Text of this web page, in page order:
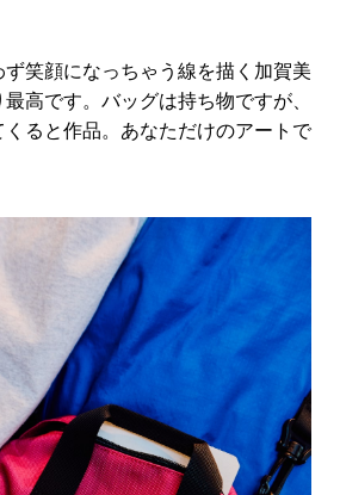
笑顔になっちゃう線を描く加賀美
高です。バッグは持ち物ですが、
くると作品。あなただけのアートで